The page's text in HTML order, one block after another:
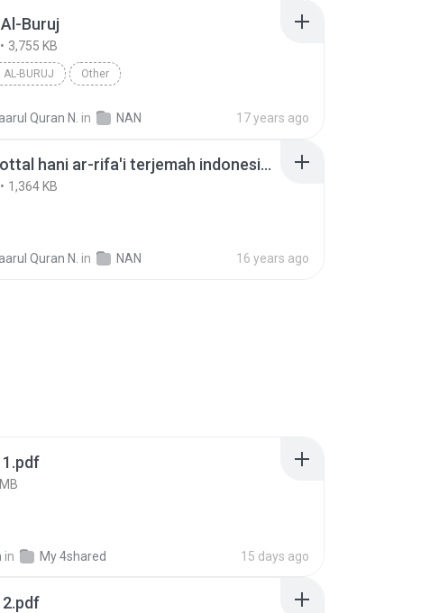
Buruj
3,755 KB
AL-BURUJ Other
Quran N. in NAN 17 years ago
murottal hani ar-rifa'i terjemah indonesia 093n adh-dhuha.mp3
1,364 KB
Quran N. in NAN 16 years ago
in My 4shared 15 days ago